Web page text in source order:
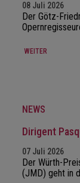
08 Juli 2026
Der Götz-
WEITER
NEWS
Dirigent
07 Juli 2026
Der Würth-
(JMD) geht in